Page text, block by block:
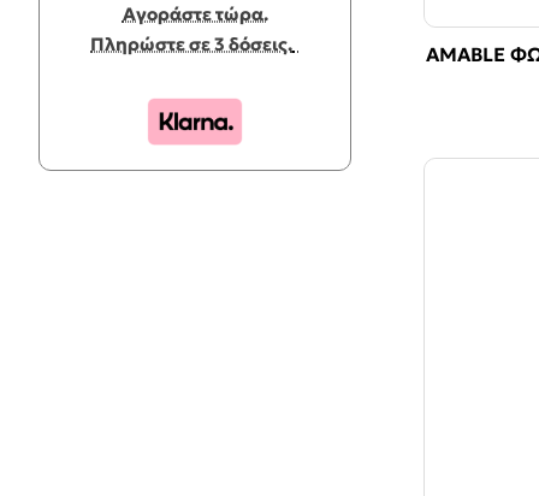
Αγοράστε τώρα.
Πληρώστε σε 3 δόσεις.
AMABLE